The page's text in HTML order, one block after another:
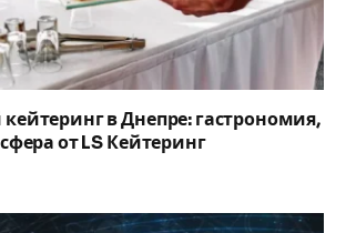
в Днепре: гастрономия,
от LS Кейтеринг